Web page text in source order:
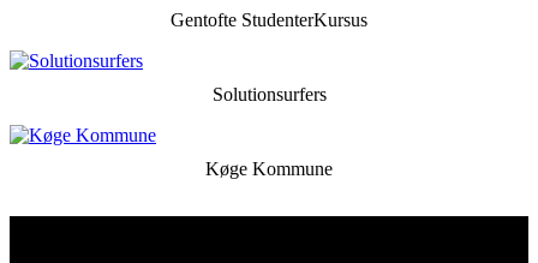
Gentofte StudenterKursus
Solutionsurfers
Køge Kommune